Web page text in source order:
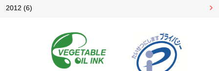
2012 (6)